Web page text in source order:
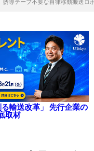
誘導テープ不要な自律移動搬送ロ
輸送改革」 先行企業の
取材